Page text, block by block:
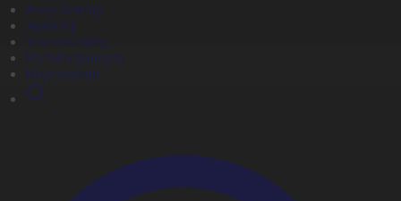
Жаңалықтар
Жобалар
Телехикаялар
Мультсериалдар
Видеоархив